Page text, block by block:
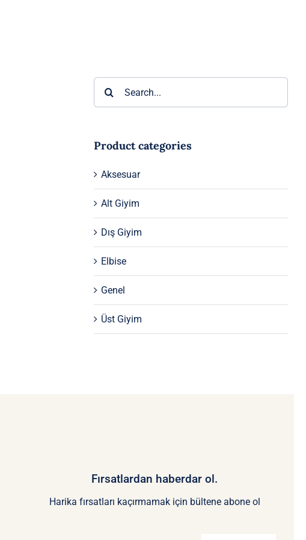
Product categories
Aksesuar
Alt Giyim
Dış Giyim
Elbise
Genel
Üst Giyim
Fırsatlardan haberdar ol.
Harika fırsatları kaçırmamak için bültene abone ol